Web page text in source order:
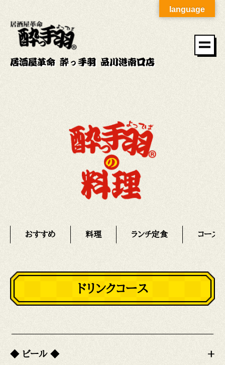
居酒屋革命 酔っ手羽 品川港南口店
おすすめ 料理 ランチ定食 コース
ドリンクコース
◆ ビール ◆ +
language